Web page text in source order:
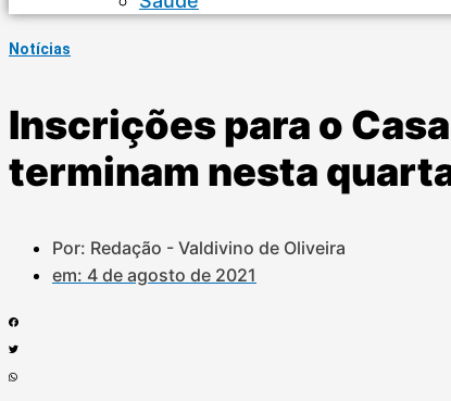
Notícias
Inscrições para o
terminam nesta
Por: Redação - Valdivino de Oliveira
em: 4 de agosto de 2021